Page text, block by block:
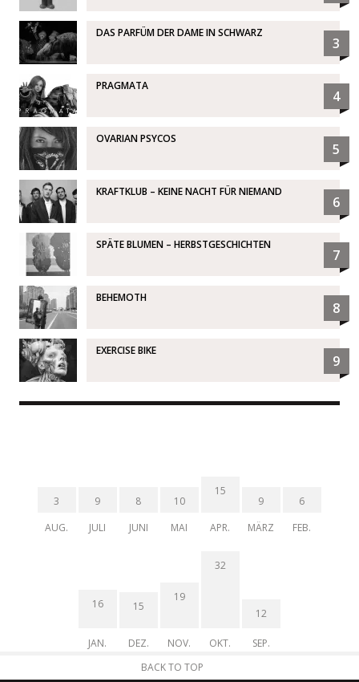
DAS PARFÜM DER DAME IN SCHWARZ
3
PRAGMATA
4
OVARIAN PSYCOS
5
KRAFTKLUB – KEINE NACHT FÜR NIEMAND
6
SPÄTE BLUMEN – HERBSTGESCHICHTEN
7
BEHEMOTH
8
EXERCISE BIKE
9
3
AUG.
9
JULI
8
JUNI
10
MAI
15
APR.
9
MÄRZ
6
FEB.
16
JAN.
15
DEZ.
19
NOV.
32
OKT.
12
SEP.
BACK TO TOP